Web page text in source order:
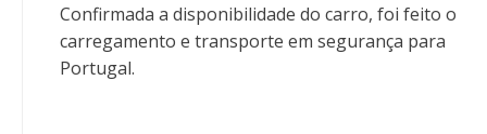
Confirmada a disponibilidade do carro, foi feito o
carregamento e transporte em segurança para
Portugal.